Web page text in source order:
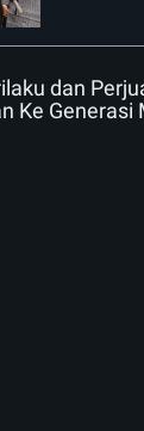
dan
Ke Generasi